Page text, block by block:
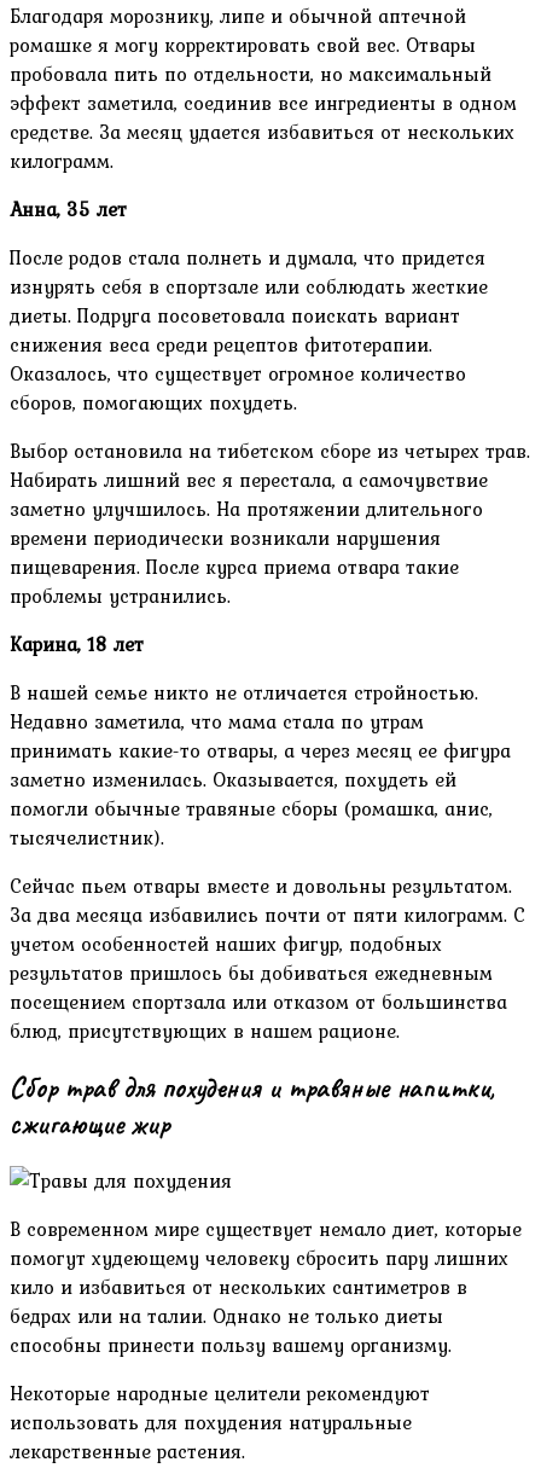
Благодаря морознику, липе и обычной аптечной
ромашке я могу корректировать свой вес. Отвары
пробовала пить по отдельности, но максимальный
эффект заметила, соединив все ингредиенты в одном
средстве. За месяц удается избавиться от нескольких
килограмм.
Анна, 35 лет
После родов стала полнеть и думала, что придется
изнурять себя в спортзале или соблюдать жесткие
диеты. Подруга посоветовала поискать вариант
снижения веса среди рецептов фитотерапии.
Оказалось, что существует огромное количество
сборов, помогающих похудеть.
Выбор остановила на тибетском сборе из четырех трав.
Набирать лишний вес я перестала, а самочувствие
заметно улучшилось. На протяжении длительного
времени периодически возникали нарушения
пищеварения. После курса приема отвара такие
проблемы устранились.
Карина, 18 лет
В нашей семье никто не отличается стройностью.
Недавно заметила, что мама стала по утрам
принимать какие-то отвары, а через месяц ее фигура
заметно изменилась. Оказывается, похудеть ей
помогли обычные травяные сборы (ромашка, анис,
тысячелистник).
Сейчас пьем отвары вместе и довольны результатом.
За два месяца избавились почти от пяти килограмм. С
учетом особенностей наших фигур, подобных
результатов пришлось бы добиваться ежедневным
посещением спортзала или отказом от большинства
блюд, присутствующих в нашем рационе.
Сбор трав для похудения и травяные напитки,
сжигающие жир
В современном мире существует немало диет, которые
помогут худеющему человеку сбросить пару лишних
кило и избавиться от нескольких сантиметров в
бедрах или на талии. Однако не только диеты
способны принести пользу вашему организму.
Некоторые народные целители рекомендуют
использовать для похудения натуральные
лекарственные растения.